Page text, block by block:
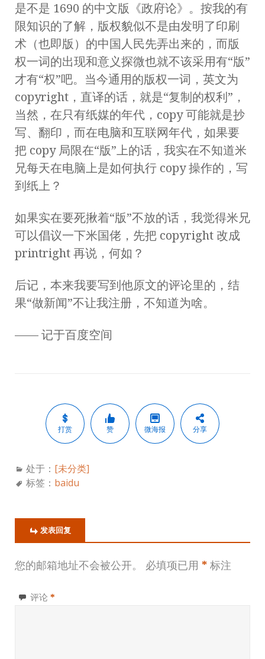
是不是 1690 的中文版《政府论》。按我的有
限知识的了解，版权貌似不是由发明了印刷
术（也即版）的中国人民先弄出来的，而版
权一词的出现和意义探微也就不该采用有“版”
才有“权”吧。当今通用的版权一词，英文为
copyright，直译的话，就是“复制的权利”，
当然，在只有纸媒的年代，copy 可能就是抄
写、翻印，而在电脑和互联网年代，如果要
把 copy 局限在“版”上的话，我实在不知道米
兄每天在电脑上是如何执行 copy 操作的，写
到纸上？
如果实在要死揪着“版”不放的话，我觉得米兄
可以倡议一下米国佬，先把 copyright 改成
printright 再说，何如？
后记，本来我要写到他原文的评论里的，结
果“做新闻”不让我注册，不知道为啥。
—— 记于百度空间
打赏 赞 微海报 分享
处于： [未分类]
标签： baidu
发表回复
您的邮箱地址不会被公开。 必填项已用 * 标注
评论 *